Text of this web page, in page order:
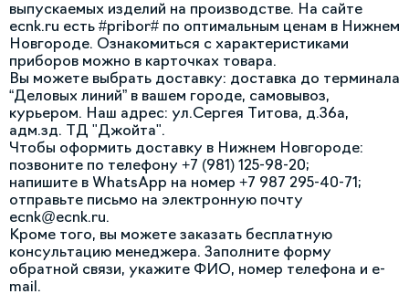
выпускаемых изделий на производстве. На сайте
ecnk.ru есть #pribor# по оптимальным ценам в Нижнем
Новгороде. Ознакомиться с характеристиками
приборов можно в карточках товара.
Вы можете выбрать доставку: доставка до терминала
“Деловых линий” в вашем городе, самовывоз,
курьером. Наш адрес: ул.Сергея Титова, д.36а,
адм.зд. ТД "Джойта".
Чтобы оформить доставку в Нижнем Новгороде:
позвоните по телефону +7 (981) 125-98-20;
напишите в WhatsApp на номер +7 987 295-40-71;
отправьте письмо на электронную почту
ecnk@ecnk.ru.
Кроме того, вы можете заказать бесплатную
консультацию менеджера. Заполните форму
обратной связи, укажите ФИО, номер телефона и e-
mail.